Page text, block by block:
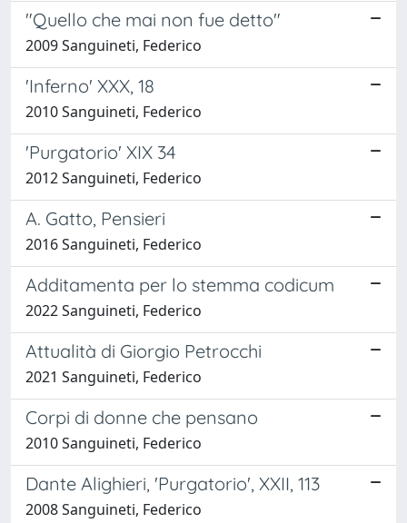
"Quello che mai non fue detto"
2009 Sanguineti, Federico
'Inferno' XXX, 18
2010 Sanguineti, Federico
'Purgatorio' XIX 34
2012 Sanguineti, Federico
A. Gatto, Pensieri
2016 Sanguineti, Federico
Additamenta per lo stemma codicum
2022 Sanguineti, Federico
Attualità di Giorgio Petrocchi
2021 Sanguineti, Federico
Corpi di donne che pensano
2010 Sanguineti, Federico
Dante Alighieri, 'Purgatorio', XXII, 113
2008 Sanguineti, Federico